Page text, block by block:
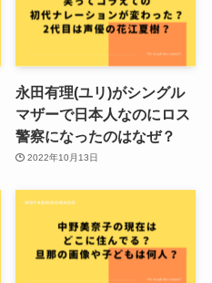
永田有理(ユリ)がシングル
マザーで日本人なのにロス
警察になったのはなぜ？
2022年10月13日